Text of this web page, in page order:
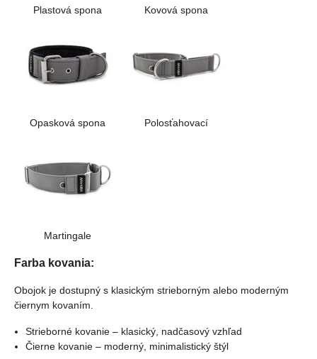
Plastová spona Kovová spona
Opasková spona Polosťahovací
Martingale
Farba kovania:
Obojok je dostupný s klasickým strieborným alebo moderným
čiernym kovaním.
Strieborné kovanie – klasický, nadčasový vzhľad
Čierne kovanie – moderný, minimalistický štýl